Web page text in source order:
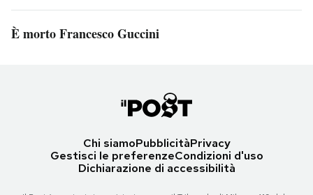
È morto Francesco Guccini
Chi siamoPubblicitàPrivacy
Gestisci le preferenzeCondizioni d'uso
Dichiarazione di accessibilità